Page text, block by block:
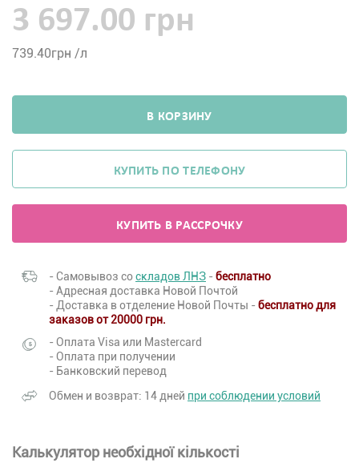
3 697.00 грн
739.40грн /л
В КОРЗИНУ
КУПИТЬ ПО ТЕЛЕФОНУ
КУПИТЬ В РАССРОЧКУ
- Самовывоз соскладов ЛНЗ - бесплатно
- Адресная доставка Новой Почтой
- Доставка в отделение Новой Почты - бесплатно для
заказов от 20000 грн.
- Оплата Visa или Mastercard
- Оплата при получении
- Банковский перевод
Обмен и возврат: 14 дней при соблюдении условий
Калькулятор необхідної кількості